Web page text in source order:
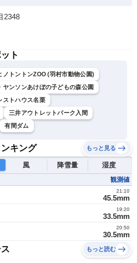
2348
ト
ノトントンZOO (羽村市動物公園)
ヤンソンあけぼの子どもの森公園
ストハウス名栗
三井アウトレットパーク入間
有間ダム
キング もっと見る
風 降雪量 湿度
観測値
45.5mm
21:10
33.5mm
19:20
30.5mm
20:50
もっと読む